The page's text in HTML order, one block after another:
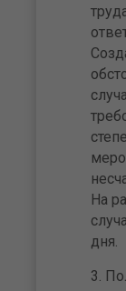
На
дня.